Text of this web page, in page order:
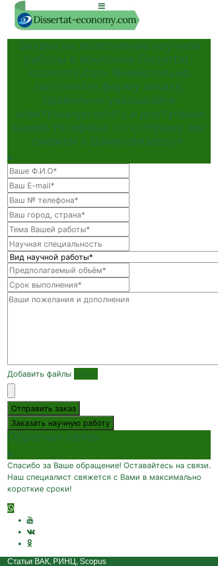
Заявка на выполнение научной
работы в компании Dissertat-
economy.com. Внимательно
заполняйте форму заказа,
правильно указывайте
электронную почту и доступный
номер телефона, по которому мы
сможем с Вами связаться.
Добавить файлы Обзор
Отправить заказ
Заказать научную работу
Обратная связь
Спасибо за Ваше обращение! Оставайтесь на связи.
Наш специалист свяжется с Вами в максимально
короткие сроки!
Статьи ВАК, РИНЦ, Scopus